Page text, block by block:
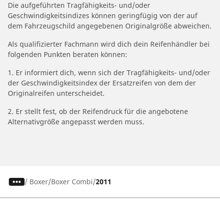
Die aufgeführten Tragfähigkeits- und/oder
Geschwindigkeitsindizes können geringfügig von der auf
dem Fahrzeugschild angegebenen Originalgröße abweichen.
Als qualifizierter Fachmann wird dich dein Reifenhändler bei
folgenden Punkten beraten können:
1. Er informiert dich, wenn sich der Tragfähigkeits- und/oder
der Geschwindigkeitsindex der Ersatzreifen von dem der
Originalreifen unterscheidet.
2. Er stellt fest, ob der Reifendruck für die angebotene
Alternativgröße angepasst werden muss.
/ Boxer Boxer Combi 2011